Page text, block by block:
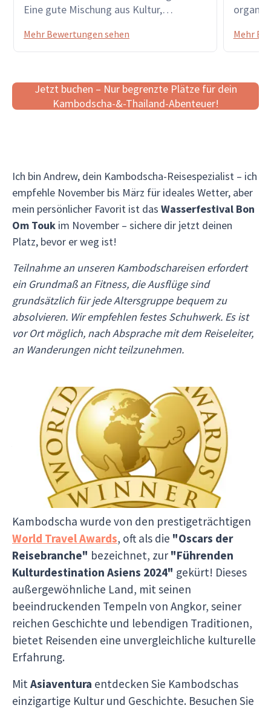
Eine gute Mischung aus Kultur,
Unsere Reiseleiter haben sich große
Mühe gegeben, um uns die Menschen,
Vietnam und Kambodscha näher zu
bringen.
Mehr Bewertungen sehen
organisiert Unsere
echtes
lange
wurden
höchstem
durften
Reise
im
rasante
die
eine
die
Hotels
gemacht. Wir können diese
Mehr
Jetzt buchen – Nur begrenzte Plätze für dein
Kambodscha-&-Thailand-Abenteuer!
Ich bin Andrew, dein Kambodscha-Reisespezialist – ich
empfehle November bis März für ideales Wetter, aber
mein persönlicher Favorit ist das Wasserfestival Bon
Om Touk im November – sichere dir jetzt deinen
Platz, bevor er weg ist!
Teilnahme an unseren Kambodschareisen erfordert
ein Grundmaß an Fitness, die Ausflüge sind
grundsätzlich für jede Altersgruppe bequem zu
absolvieren. Wir empfehlen festes Schuhwerk. Es ist
vor Ort möglich, nach Absprache mit dem Reiseleiter,
an Wanderungen nicht teilzunehmen.
Kambodscha gewinnt die
Auszeichnung als führende
Kulturdestination Asiens
2024!
Kambodscha wurde von den prestigeträchtigen
World Travel Awards, oft als die "Oscars der
Reisebranche" bezeichnet, zur "Führenden
Kulturdestination Asiens 2024" gekürt! Dieses
außergewöhnliche Land, mit seinen
beeindruckenden Tempeln von Angkor, seiner
reichen Geschichte und lebendigen Traditionen,
bietet Reisenden eine unvergleichliche kulturelle
Erfahrung.
MitAsiaventura entdecken Sie Kambodschas
einzigartige Kultur und Geschichte. Besuchen Sie